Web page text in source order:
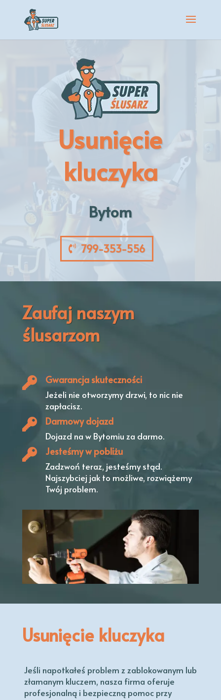
Usunięcie
kluczyka
Bytom
799-353-556
Zaufaj naszym
ślusarzom
Gwarancja skuteczności
Jeżeli nie otworzymy drzwi, to nic nie
zapłacisz.
Darmowy dojazd
Dojazd na w Bytomiu za darmo.
Jesteśmy w pobliżu
Zadzwoń teraz, jesteśmy stąd.
Najszybciej jak to możliwe, rozwiążemy
Twój problem.
Usunięcie kluczyka
Jeśli napotkałeś problem z zablokowanym lub
złamanym kluczem, nasza firma oferuje
profesjonalną i bezpieczną pomoc przy